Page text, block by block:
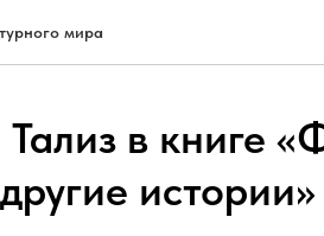
мира
в книге
истории»